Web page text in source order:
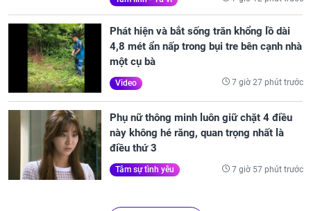
Phát hiện và bắt sống trăn khổng lồ dài
4,8 mét ẩn nấp trong bụi tre bên cạnh nhà
một cụ bà
Video 7 giờ 27 phút trước
Phụ nữ thông minh luôn giữ chặt 4 điều
này không hé răng, quan trọng nhất là
điều thứ 3
Tâm sự tình yêu 7 giờ 57 phút trước